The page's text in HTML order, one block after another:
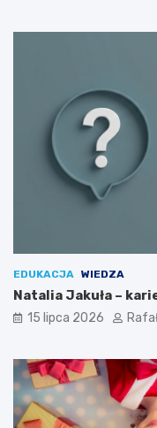
EDUKACJA WIEDZA
Natalia Jakuła –
15 lipca 2026